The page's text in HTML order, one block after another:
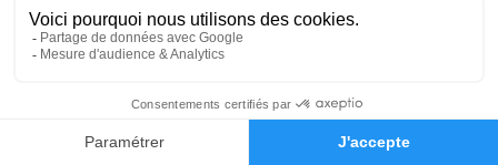
Faire-part Hommages
vendredi 17 janvier 2025 à 14h30
Église Saint Etienne de Fougerolles
70220 Fougerolles
Je rends hommage